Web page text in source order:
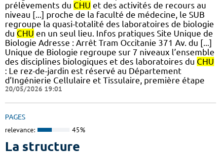
prélèvements du CHU et des activités de recours au
niveau [...] proche de la faculté de médecine, le SUB
regroupe la quasi-totalité des laboratoires de biologie
du CHU en un seul lieu. Infos pratiques Site Unique de
Biologie Adresse : Arrêt Tram Occitanie 371 Av. du [...]
Unique de Biologie regroupe sur 7 niveaux l’ensemble
des disciplines biologiques et des laboratoires du CHU
: Le rez-de-jardin est réservé au Département
d’Ingénierie Cellulaire et Tissulaire, première étape
20/05/2026 19:01
PAGES
relevance: 45%
La structure